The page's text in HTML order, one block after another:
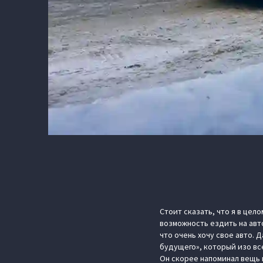
Стоит сказать, что я в
возможность ездить на
что очень хочу свое авто.
будущего», который изо
Он скорее напоминал вещь